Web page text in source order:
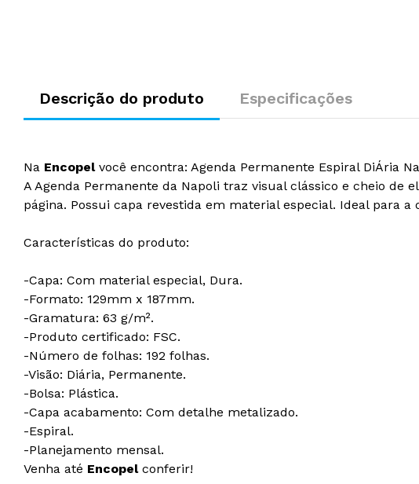
Descrição do produto Especificações
Na Encopelvocê encontra: Agenda Permanente Espiral DiÁria
A Agenda Permanente da Napoli traz visual clássico e cheio de
página. Possui capa revestida em material especial. Ideal para a
Características do produto:
-Capa: Com material especial, Dura.
-Formato: 129mm x 187mm.
-Gramatura: 63 g/m².
-Produto certificado: FSC.
-Número de folhas: 192 folhas.
-Visão: Diária, Permanente.
-Bolsa: Plástica.
-Capa acabamento: Com detalhe metalizado.
-Espiral.
-Planejamento mensal.
Venha até Encopelconferir!